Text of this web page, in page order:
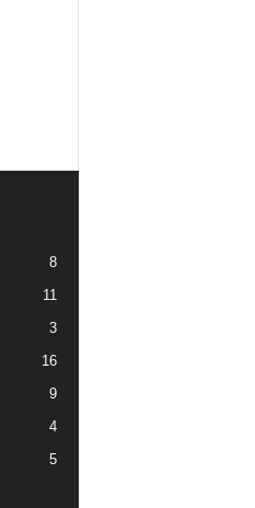
8
11
3
16
9
4
5